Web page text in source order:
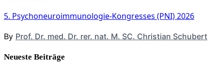
5. Psychoneuroimmunologie-Kongresses (PNI) 2026
By Prof. Dr. med. Dr. rer. nat. M. SC. Christian Schubert
Neueste Beiträge